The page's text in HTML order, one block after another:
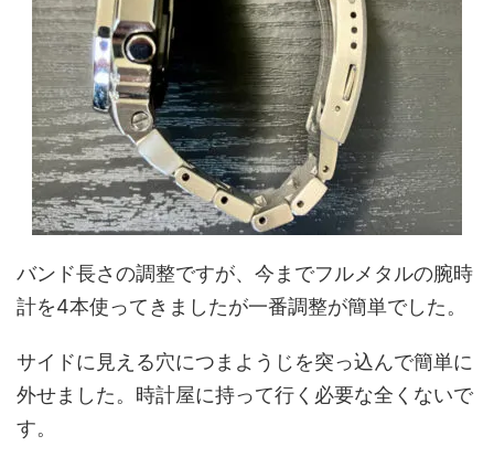
バンド長さの調整ですが、今までフルメタルの腕時
計を4本使ってきましたが一番調整が簡単でした。
サイドに見える穴につまようじを突っ込んで簡単に
外せました。時計屋に持って行く必要な全くないで
す。